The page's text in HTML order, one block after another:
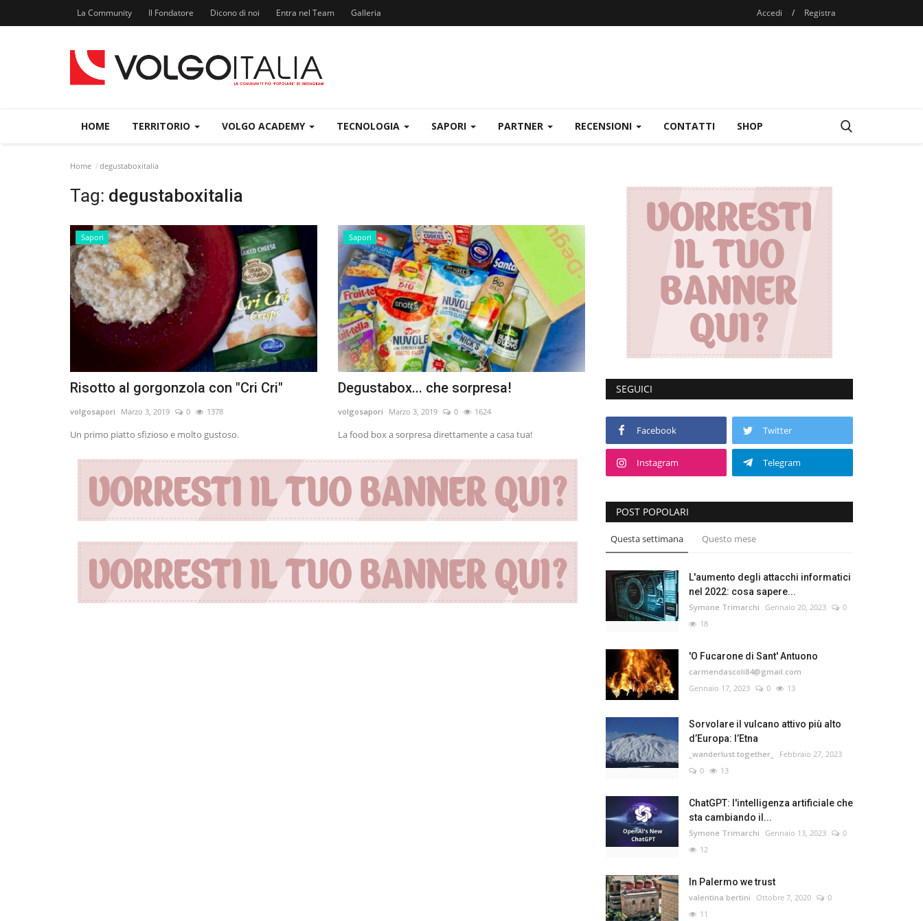
La Community Il Fondatore Dicono di noi Entra nel Team Galleria Accedi / Registra
HOME TERRITORIO VOLGO ACADEMY TECNOLOGIA SAPORI PARTNER RECENSIONI CONTATTI SHOP
Home degustaboxitalia
Tag: degustaboxitalia
Sapori
Risotto al gorgonzola con "Cri Cri"
volgosapori Marzo 3, 2019 0 1378
Un primo piatto sfizioso e molto gustoso.
Sapori
Degustabox... che sorpresa!
volgosapori Marzo 3, 2019 0 1624
La food box a sorpresa direttamente a casa tua!
SEGUICI
Facebook Twitter
Instagram Telegram
POST POPOLARI
Questa settimana Questo mese
L'aumento degli attacchi informatici
nel 2022: cosa sapere...
Symone Trimarchi Gennaio 20, 2023
0
18
'O Fucarone di Sant' Antuono
carmendascoli84@gmail.com
Gennaio 17, 2023
0 13
Sorvolare il vulcano attivo più alto
d’Europa: l’Etna
_wanderlust.together_
Febbraio 27, 2023
0
13
ChatGPT: l'intelligenza artificiale che
sta cambiando il...
Symone Trimarchi Gennaio 13, 2023
0
12
In Palermo we trust
valentina bertini Ottobre 7, 2020
0
11